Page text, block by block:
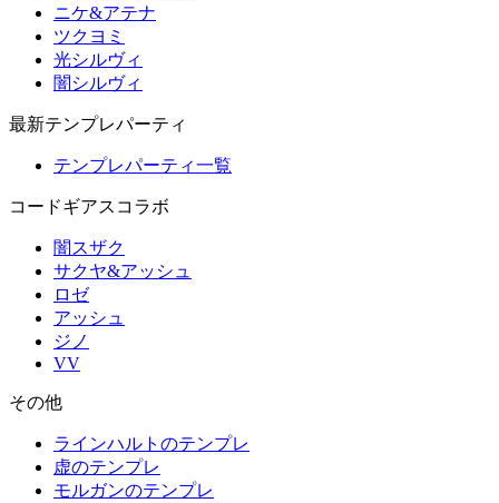
ニケ&アテナ
ツクヨミ
光シルヴィ
闇シルヴィ
最新テンプレパーティ
テンプレパーティ一覧
コードギアスコラボ
闇スザク
サクヤ&アッシュ
ロゼ
アッシュ
ジノ
VV
その他
ラインハルトのテンプレ
虚のテンプレ
モルガンのテンプレ